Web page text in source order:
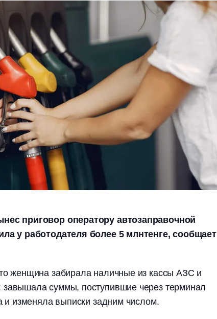
приговор оператору автозаправочной
у работодателя более 5 млнтенге, сообщает
женщина забирала наличные из кассы АЗС и
суммы, поступившие через терминал
и изменяла выписки задним числом.